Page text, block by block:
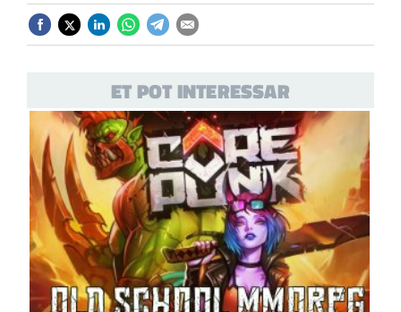
ET POT INTERESSAR